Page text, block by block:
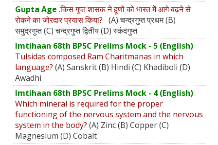
Gupta Age .किस गुप्त शासक ने हूणों को भारत में आगे बढ़ने से
रोकने का जोरदार प्रयास किया? (A) चन्द्रगुप्त प्रथम (B)
समुद्रगुप्त (C) चन्द्रगुप्त द्वितीय (D) स्कंदगुप्त
Imtihaan 68th BPSC Prelims Mock - 5 (English)
Tulsidas composed Ram Charitmanas in which
language? (A) Sanskrit (B) Hindi (C) Khadiboli (D)
Awadhi
Imtihaan 68th BPSC Prelims Mock - 4 (English)
Which mineral is required for the proper
functioning of the nervous system and the nervous
system in the body? (A) Zinc (B) Copper (C)
Magnesium (D) Cobalt